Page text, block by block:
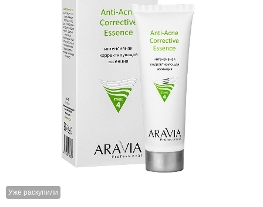
Уже раскупили